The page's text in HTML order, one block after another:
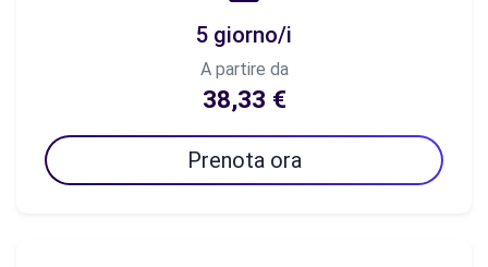
5 giorno/i
A partire da
38,33 €
Prenota ora